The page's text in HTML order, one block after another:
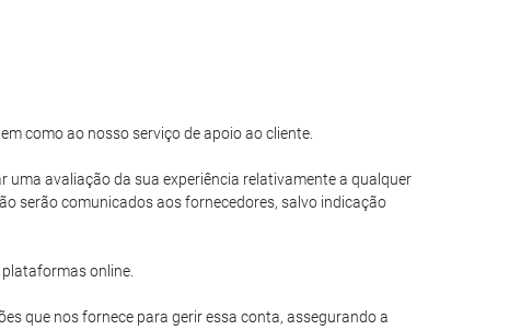
como ao nosso serviço de apoio ao cliente.
uma avaliação da sua experiência relativamente a qualquer
serão comunicados aos fornecedores, salvo indicação
online.
que nos fornece para gerir essa conta, assegurando a